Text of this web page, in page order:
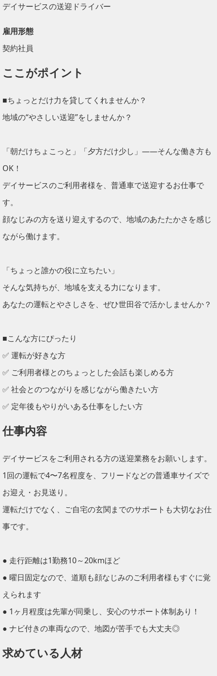
デイサービスの送迎ドライバー
雇用形態
契約社員
ここがポイント
■ちょっとだけ力を貸してくれませんか？
地域の“やさしい送迎”をしませんか？
「朝だけちょこっと」「夕方だけ少し」――そんな働き方も
OK！
デイサービスのご利用者様を、普通車で送迎するお仕事で
す。
顔なじみの方を送り迎えするので、地域のあたたかさを感じ
ながら働けます。
「ちょっと誰かの役に立ちたい」
そんな気持ちが、地域を支える力になります。
あなたの運転とやさしさを、ぜひ世田谷で活かしませんか？
■こんな方にぴったり
✅ 運転が好きな方
✅ ご利用者様とのちょっとした会話も楽しめる方
✅ 社会とのつながりを感じながら働きたい方
✅ 定年後もやりがいある仕事をしたい方
仕事内容
デイサービスをご利用される方の送迎業務をお願いします。
1回の運転で4〜7名程度を、フリードなどの普通車サイズで
お迎え・お見送り。
運転だけでなく、ご自宅の玄関までのサポートも大切なお仕
事です。
● 走行距離は1勤務10～20kmほど
● 曜日固定なので、道順も顔なじみのご利用者様もすぐに覚
えられます
● 1ヶ月程度は先輩が同乗し、安心のサポート体制あり！
● ナビ付きの車両なので、地図が苦手でも大丈夫◎
求めている人材